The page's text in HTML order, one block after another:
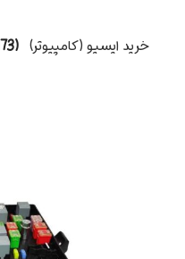
خرید ایسیو (کامپیوتر) (173)